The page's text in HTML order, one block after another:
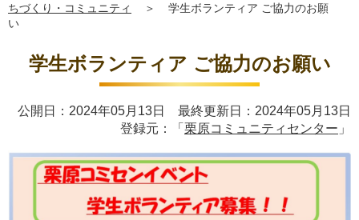
ちづくり・コミュニティ
＞
学生ボランティア ご協力のお願
い
学生ボランティア ご協力のお願い
公開日：2024年05月13日 最終更新日：2024年05月13日
登録元：「 栗原コミュニティセンター 」